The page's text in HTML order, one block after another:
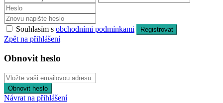
Souhlasím s obchodními podmínkami Registrovat
Zpět na přihlášení
Obnovit heslo
Obnovit heslo
Návrat na přihlášení